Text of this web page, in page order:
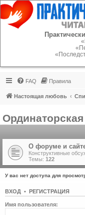
Регистрация
FAQ Правила
Настоящая любовь
Ординаторская
О форуме и
Конструктивные
Темы: 122
У вас нет доступа для
ВХОД • РЕГИСТРАЦИЯ
Имя пользователя: